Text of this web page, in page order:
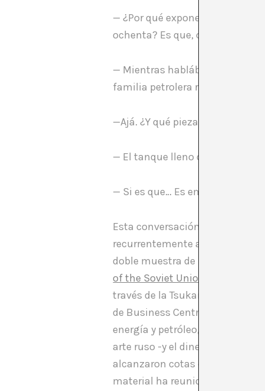
— ¿Por qué exponer a artistas
ochenta? Es que, cuando las
— Mientras hablábais, he
familia petrolera rusa.
—Ajá. ¿Y qué pieza conserva
— El tanque lleno de petróleo.
— Si es que… Es empezar a
Esta conversación a varias
recurrentemente a ella. Me
doble muestra de la Saatchi
of the Soviet Union: New art
través de la Tsukanov Family
de Business Centre
energía y petróleo, de
arte ruso -y el dinero ruso- en
alcanzaron cotas de 37
material ha reunido.